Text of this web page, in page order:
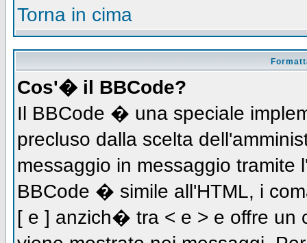
Torna in cima
Cos'� il BBCode?
Il BBCode � una speciale
precluso dalla scelta
messaggio in messaggio tramite
BBCode � simile all'HTML, i
[ e ] anzich� tra < e > e offre un